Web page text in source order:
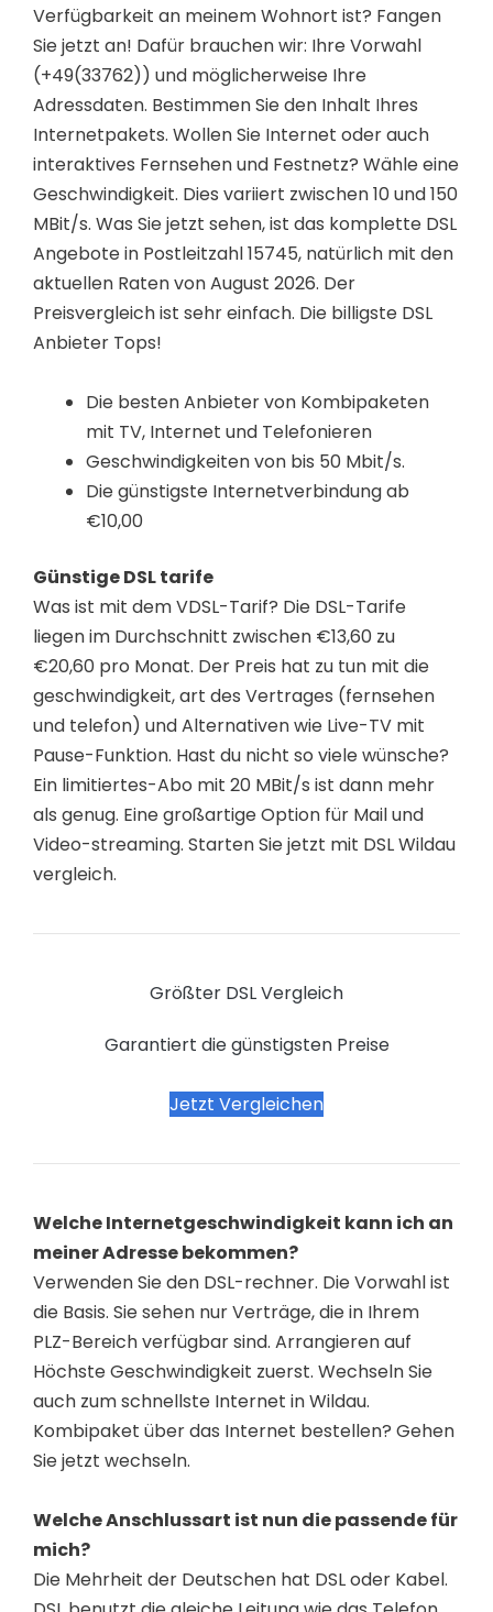
Verfügbarkeit an meinem Wohnort ist? Fangen
Sie jetzt an! Dafür brauchen wir: Ihre Vorwahl
(+49(33762)) und möglicherweise Ihre
Adressdaten. Bestimmen Sie den Inhalt Ihres
Internetpakets. Wollen Sie Internet oder auch
interaktives Fernsehen und Festnetz? Wähle eine
Geschwindigkeit. Dies variiert zwischen 10 und 150
MBit/s. Was Sie jetzt sehen, ist das komplette DSL
Angebote in Postleitzahl 15745, natürlich mit den
aktuellen Raten von August 2026. Der
Preisvergleich ist sehr einfach. Die billigste DSL
Anbieter Tops!
Die besten Anbieter von Kombipaketen
mit TV, Internet und Telefonieren
Geschwindigkeiten von bis 50 Mbit/s.
Die günstigste Internetverbindung ab
€10,00
Günstige DSL tarife
Was ist mit dem VDSL-Tarif? Die DSL-Tarife
liegen im Durchschnitt zwischen €13,60 zu
€20,60 pro Monat. Der Preis hat zu tun mit die
geschwindigkeit, art des Vertrages (fernsehen
und telefon) und Alternativen wie Live-TV mit
Pause-Funktion. Hast du nicht so viele wünsche?
Ein limitiertes-Abo mit 20 MBit/s ist dann mehr
als genug. Eine großartige Option für Mail und
Video-streaming. Starten Sie jetzt mit DSL Wildau
vergleich.
Größter DSL Vergleich
Garantiert die günstigsten Preise
Jetzt Vergleichen
Welche Internetgeschwindigkeit kann ich an
meiner Adresse bekommen?
Verwenden Sie den DSL-rechner. Die Vorwahl ist
die Basis. Sie sehen nur Verträge, die in Ihrem
PLZ-Bereich verfügbar sind. Arrangieren auf
Höchste Geschwindigkeit zuerst. Wechseln Sie
auch zum schnellste Internet in Wildau.
Kombipaket über das Internet bestellen? Gehen
Sie jetzt wechseln.
Welche Anschlussart ist nun die passende für
mich?
Die Mehrheit der Deutschen hat DSL oder Kabel.